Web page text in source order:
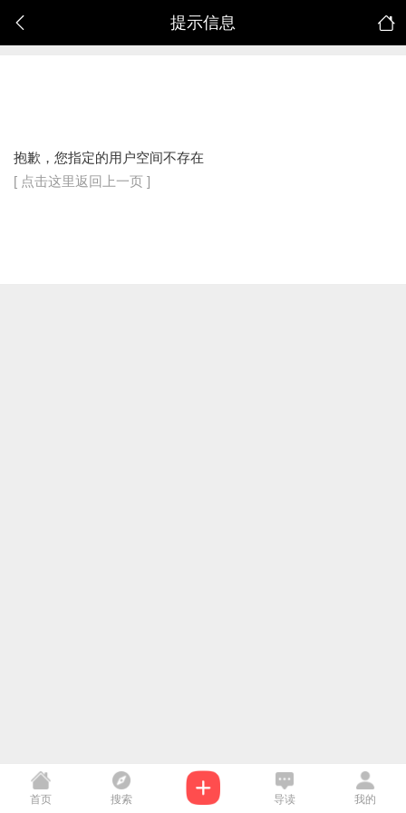
提示信息
抱歉，您指定的用户空间不存在
[ 点击这里返回上一页 ]
首页 搜索 导读 我的